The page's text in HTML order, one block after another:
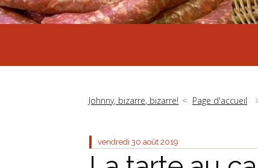
Johnny, bizarre, bizarre! Page d'accueil
vendredi 30 août 2019